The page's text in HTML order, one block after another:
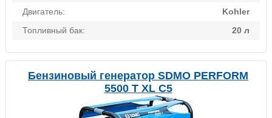
Двигатель:
Kohler
Топливный бак:
20 л
Бензиновый генератор SDMO PERFORM
5500 T XL C5